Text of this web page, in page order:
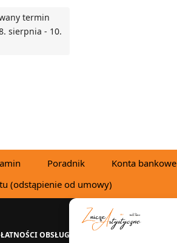
termin
sierpnia - 10.
Poradnik Konta bankowe
(odstąpienie od umowy)
OBSŁUGUJE: